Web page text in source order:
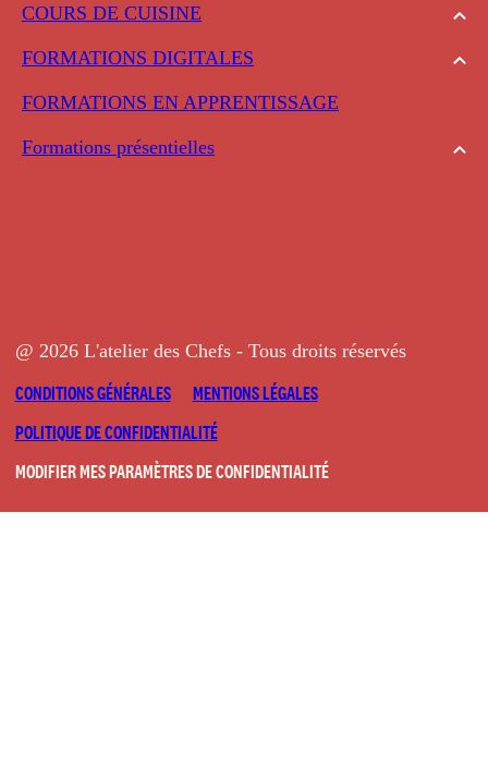
COURS DE CUISINE
FORMATIONS DIGITALES
FORMATIONS EN APPRENTISSAGE
Formations présentielles
@ 2026 L'atelier des Chefs - Tous droits réservés
CONDITIONS GÉNÉRALES
MENTIONS LÉGALES
POLITIQUE DE CONFIDENTIALITÉ
MODIFIER MES PARAMÈTRES DE CONFIDENTIALITÉ